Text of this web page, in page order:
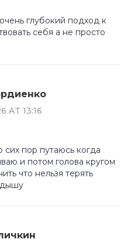
глубокий подход к
себя а не просто
AT 13:16
сих пор путаюсь когда
и потом голова кругом
что нельзя терять
дышу